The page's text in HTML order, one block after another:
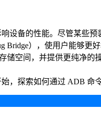
设备的性能。尽管某些
），使用户能够更好
空间，并提供更纯净的
，探索如何通过 ADB 命